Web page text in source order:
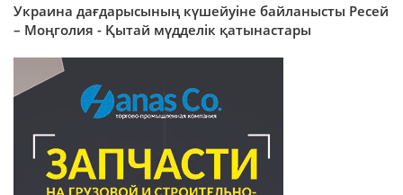
Украина дағдарысының күшейуіне байланысты Ресей
– Моңголия - Қытай мүдделік қатынастары